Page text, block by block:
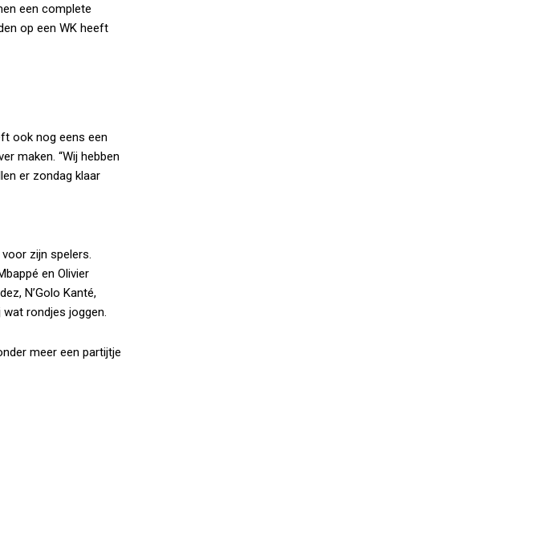
een complete
op een WK heeft
ook nog eens een
maken. “Wij hebben
er zondag klaar
zijn spelers.
en Olivier
N’Golo Kanté,
wat rondjes joggen.
meer een partijtje